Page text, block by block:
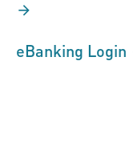
eBanking Login